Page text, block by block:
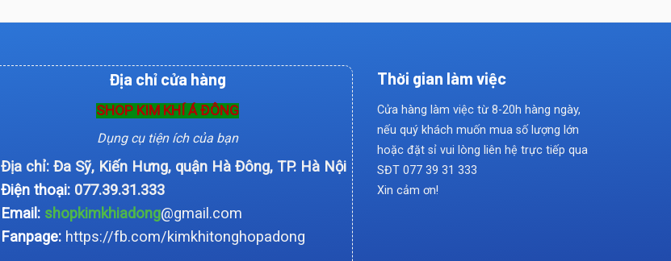
Địa chỉ cửa hàng
SHOP KIM KHÍ Á ĐÔNG
Dụng cụ tiện ích của bạn
Địa chỉ: Đa Sỹ, Kiến Hưng, quận Hà Đông, TP. Hà Nội
Điện thoại: 077.39.31.333
Email:shopkimkhiadong@gmail.com
Fanpage: https://fb.com/kimkhitonghopadong
Thời gian làm việc
Cửa hàng làm việc từ 8-20h hàng ngày,
nếu quý khách muốn mua số lượng lớn
hoặc đặt sỉ vui lòng liên hệ trực tiếp qua
SĐT 077 39 31 333
Xin cảm ơn!